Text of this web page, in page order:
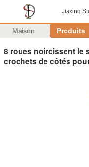
Jiaxing
Maison Produits
8 roues noircissent le
crochets de côtés